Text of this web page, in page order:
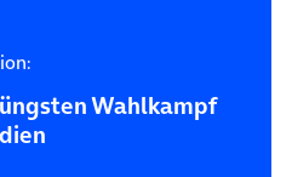
Wahlkampf